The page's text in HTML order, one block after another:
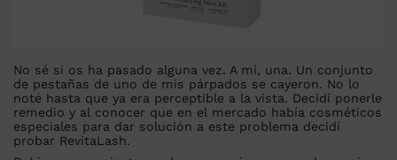
No sé si os ha pasado alguna vez. A mi, una. Un conjunto
de pestañas de uno de mis párpados se cayeron. No lo
noté hasta que ya era perceptible a la vista. Decidí ponerle
remedio y al conocer que en el mercado había cosméticos
especiales para dar solución a este problema decidí
probar RevitaLash.